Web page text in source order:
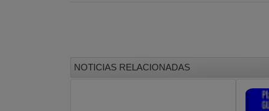
NOTICIAS RELACIONADAS